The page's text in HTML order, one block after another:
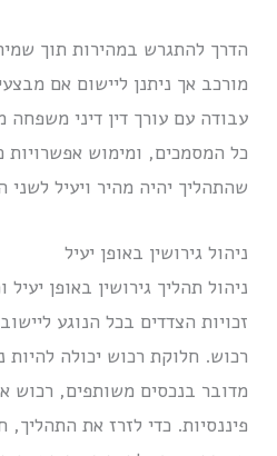
הדרך להתגרש במהירות תוך
מורכב אך ניתנן ליישום אם
עבודה עם עורך דין דיני
כל המסמכים, ומימוש אפשרויות
שהתהליך יהיה מהיר ויעיל לשני
ניהול גירושין באופן יעיל
ניהול תהליך גירושין באופן
זכויות הצדדים בכל הנוגע
רכוש. חלוקת רכוש יכולה
מדובר בנכסים משותפים, רכוש
פיננסיות. כדי לזרז את התהליך,